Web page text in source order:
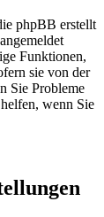
phpBB erstellt
Funktionen,
sie von der
Sie Probleme
wenn Sie